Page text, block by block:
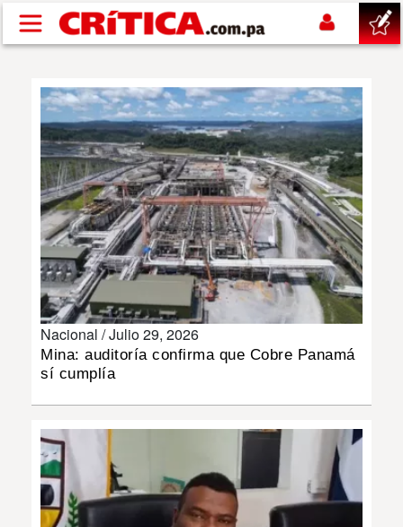
Pasar al contenido principal
SUCESOS
NACIONAL
POLÍTICA
SHOW
DEPORTES
INSÓLITAS
MULTIMEDIA
Nacional /Julio 29, 2026
Mina: auditoría confirma que Cobre Panamá
sí cumplía